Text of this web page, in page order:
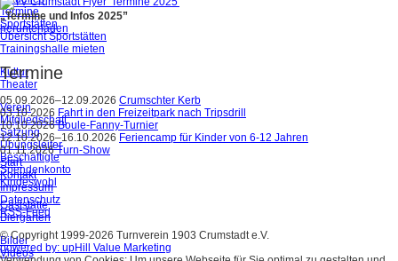
Termine
Sportstätten
Übersicht Sportstätten
Trainingshalle mieten
Kultur
Theater
Verein
Mitgliedschaft
Satzung
Übungsleiter
Beschäftigte
Spendenkonto
Kindeswohl
Gaststätte
Biergarten
Bilder
Videos
„Termine und Infos 2025”
herunterladen
Termine
05.09.2026–12.09.2026 Crumschter Kerb
03.10.2026 Fahrt in den Freizeitpark nach Tripsdrill
10.10.2026 Boule-Fanny-Turnier
12.10.2026–16.10.2026 Feriencamp für Kinder von 6-12 Jahren
01.11.2026 Turn-Show
Start
Kontakt
Impressum
Datenschutz
RSS-Feed
© Copyright 1999-2026 Turnverein 1903 Crumstadt e.V.
powered by: upHill Value Marketing